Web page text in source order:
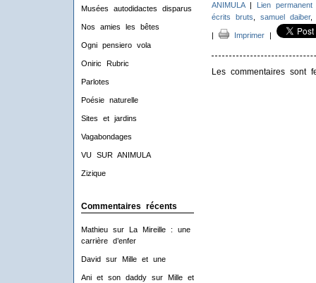
Musées autodidactes disparus
Nos amies les bêtes
Ogni pensiero vola
Oniric Rubric
Parlotes
Poésie naturelle
Sites et jardins
Vagabondages
VU SUR ANIMULA
Zizique
Commentaires récents
Mathieusur
La Mireille : une
carrière d’enfer
David sur Mille et une
Ani et son daddysur
Mille et
ANIMULA| Lien permanent
écrits bruts, samuel daiber
Imprimer|
Les commentaires sont